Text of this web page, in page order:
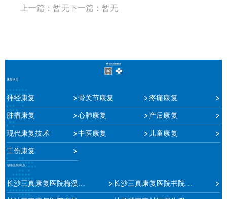
上一篇：暂无下一篇：暂无
康复医疗
神经康复 骨关节康复 疼痛康复
肿瘤康复 心肺康复 产后康复
现代康复技术 中医康复 儿童康复
工伤康复
湖南医院网点
长沙三真康复医院梅溪湖院区 长沙三真康复医院书院路院区